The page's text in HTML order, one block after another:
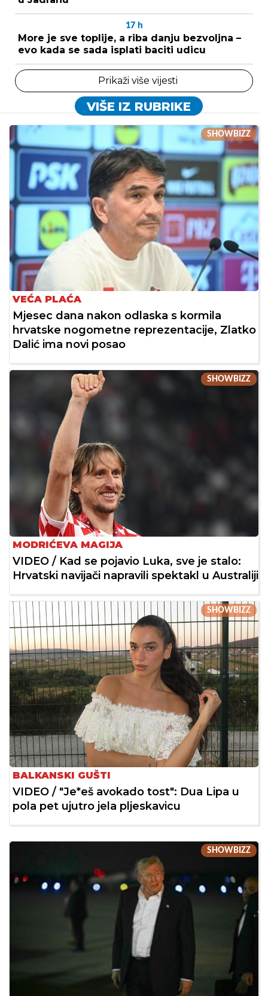
17 h
More je sve toplije, a riba danju bezvoljna –
evo kada se sada isplati baciti udicu
Prikaži više vijesti
VIŠE IZ RUBRIKE
SHOWBIZZ
VEĆA PLAĆA
Mjesec dana nakon odlaska s kormila
hrvatske nogometne reprezentacije, Zlatko
Dalić ima novi posao
SHOWBIZZ
MODRIĆEVA MAGIJA
VIDEO / Kad se pojavio Luka, sve je stalo:
Hrvatski navijači napravili spektakl u Australiji
SHOWBIZZ
BALKANSKI GUŠTI
VIDEO / "Je*eš avokado tost": Dua Lipa u
pola pet ujutro jela pljeskavicu
SHOWBIZZ